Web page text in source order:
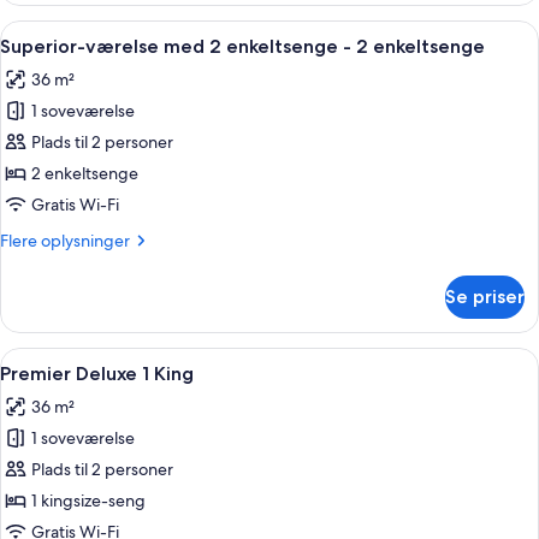
1
kingsize-
seng
Indlæs
alle
billeder
af
Superior-
værelse
med
enkeltsenge
enkeltsenge
Et hotelværelse med to senge, et
5
Superior-værelse med 2 enkeltsenge - 2 enkeltsenge
36 m²
1 soveværelse
Plads til 2 personer
2 enkeltsenge
Gratis Wi-Fi
Flere oplysninger
Flere
værelse
med
2
2
enkeltsenge
Se priser
Indlæs
alle
billeder
af
Premier
Deluxe
1
Et moderne hotelværelse med en
12
Premier Deluxe 1 King
36 m²
1 soveværelse
Plads til 2 personer
1 kingsize-seng
Gratis Wi-Fi